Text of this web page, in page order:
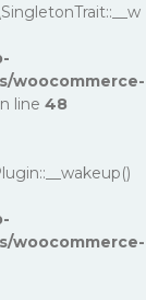
woocommerce-
line 48
woocommerce-